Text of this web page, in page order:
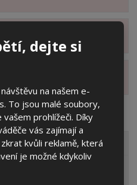
dejte si
na našem e-
To jsou malé soubory,
prohlížeči. Díky
vás zajímají a
kvůli reklamě, která
je možné kdykoliv